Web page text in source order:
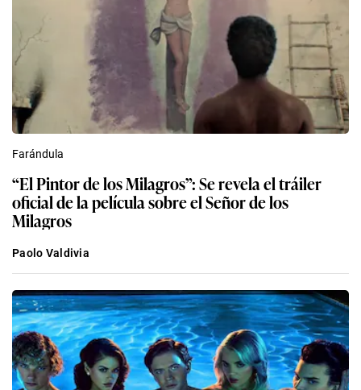
Farándula
“El Pintor de los Milagros”: Se revela el tráiler
oficial de la película sobre el Señor de los
Milagros
Paolo Valdivia